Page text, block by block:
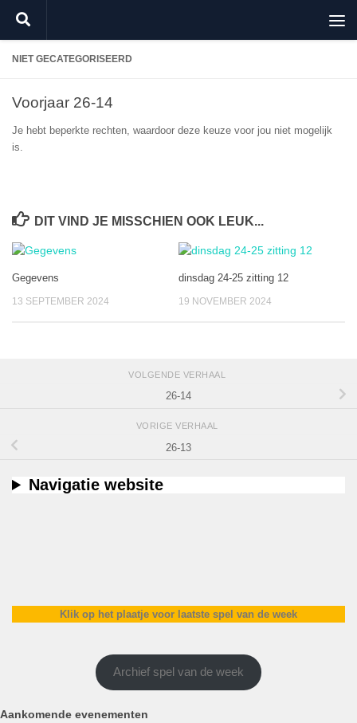
Doorgaan naar inhoud
NIET GECATEGORISEERD
Voorjaar 26-14
Je hebt beperkte rechten, waardoor deze keuze voor jou niet mogelijk
is.
DIT VIND JE MISSCHIEN OOK LEUK...
Gegevens
13 SEPTEMBER 2024
dinsdag 24-25 zitting 12
19 NOVEMBER 2024
VOLGENDE VERHAAL
26-14
VORIGE VERHAAL
26-13
Navigatie website
Klik op het plaatje voor laatste spel van de week
Archief spel van de week
Aankomende evenementen